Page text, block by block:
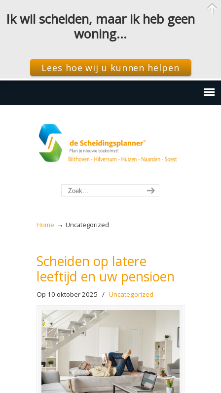
Home → Uncategorized
Scheiden op latere
leeftijd en uw pensioen
Op 10 oktober 2025 / Uncategorized
Ik wil scheiden, maar ik heb geen
woning…
Lees hoe wij u kunnen helpen